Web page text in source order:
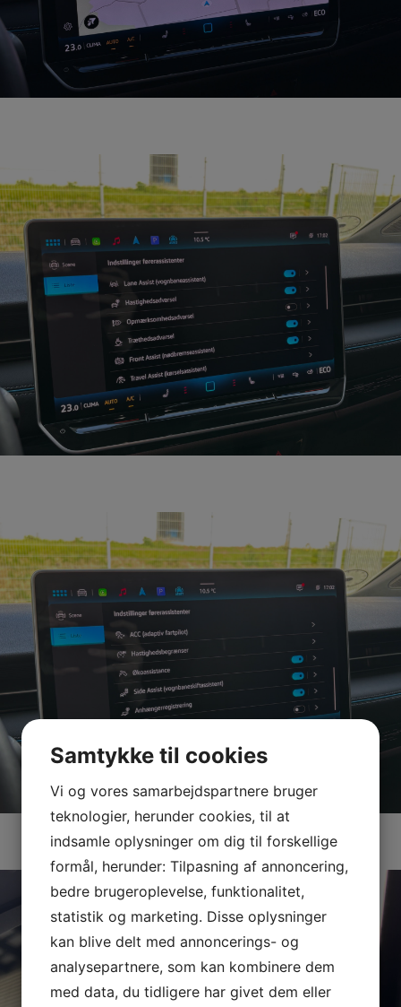
Samtykke til cookies
Vi og vores samarbejdspartnere bruger
teknologier, herunder cookies, til at
indsamle oplysninger om dig til forskellige
formål, herunder: Tilpasning af annoncering,
bedre brugeroplevelse, funktionalitet,
statistik og marketing. Disse oplysninger
kan blive delt med annoncerings- og
analysepartnere, som kan kombinere dem
med data, du tidligere har givet dem eller